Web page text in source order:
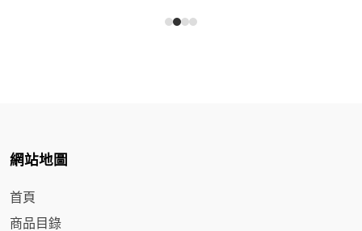
網站地圖
首頁
商品目錄